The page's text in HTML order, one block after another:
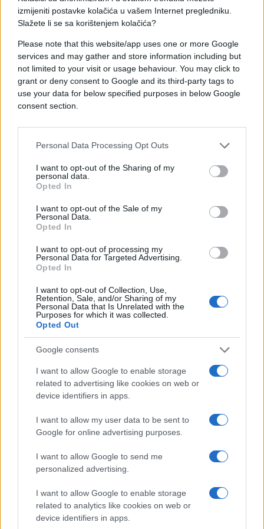
izmijeniti postavke kolačića u vašem Internet pregledniku.
Slažete li se sa korištenjem kolačića?
Please note that this website/app uses one or more Google
services and may gather and store information including but
not limited to your visit or usage behaviour. You may click to
grant or deny consent to Google and its third-party tags to
use your data for below specified purposes in below Google
consent section.
Personal Data Processing Opt Outs
I want to opt-out of the Sharing of my
personal data.
Opted In
I want to opt-out of the Sale of my
Personal Data.
Opted In
I want to opt-out of processing my
Personal Data for Targeted Advertising.
Opted In
I want to opt-out of Collection, Use,
Retention, Sale, and/or Sharing of my
Personal Data that Is Unrelated with the
Purposes for which it was collected.
Opted Out
Google consents
I want to allow Google to enable storage
related to advertising like cookies on web or
device identifiers in apps.
I want to allow my user data to be sent to
Google for online advertising purposes.
I want to allow Google to send me
personalized advertising.
I want to allow Google to enable storage
related to analytics like cookies on web or
device identifiers in apps.
#zračni napadi #Gaza
#šteta #napadi #avioni